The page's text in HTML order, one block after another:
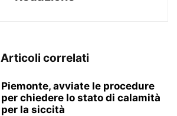
Articoli correlati
Piemonte, avviate le procedure
per chiedere lo stato di calamità
per la siccità